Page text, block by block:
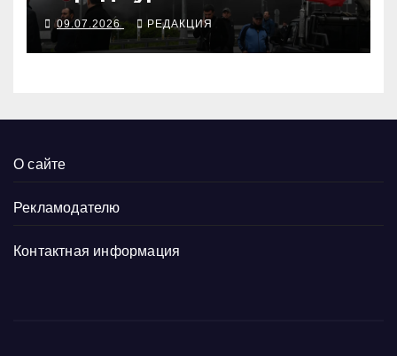
09.07.2026 РЕДАКЦИЯ
О сайте
Рекламодателю
Контактная информация